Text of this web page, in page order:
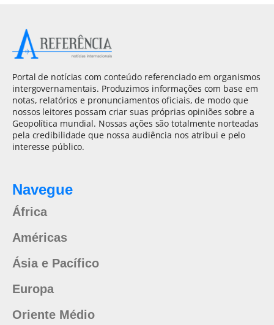
Portal de notícias com conteúdo referenciado em organismos
intergovernamentais. Produzimos informações com base em
notas, relatórios e pronunciamentos oficiais, de modo que
nossos leitores possam criar suas próprias opiniões sobre a
Geopolítica mundial. Nossas ações são totalmente norteadas
pela credibilidade que nossa audiência nos atribui e pelo
interesse público.
Navegue
África
Américas
Ásia e Pacífico
Europa
Oriente Médio